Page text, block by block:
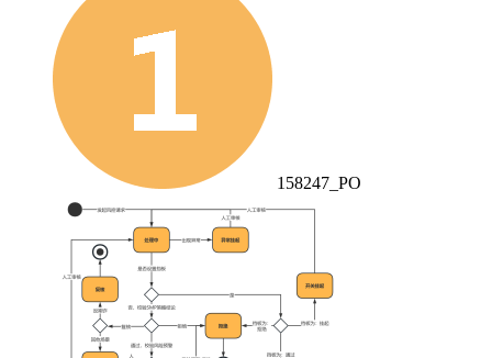
158247_PO